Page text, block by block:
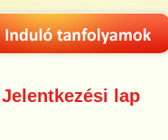
Jelentkezési lap